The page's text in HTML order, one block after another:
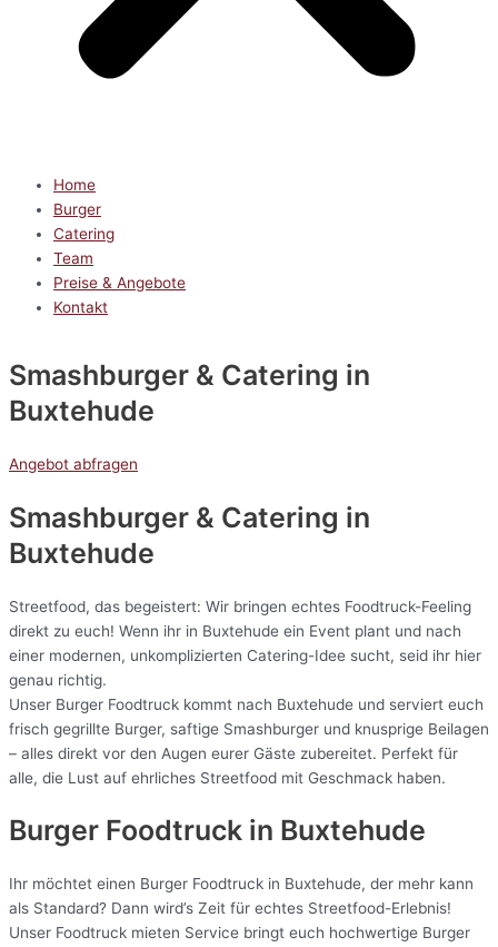
Home
Burger
Catering
Team
Preise & Angebote
Kontakt
Smashburger & Catering in
Buxtehude
Angebot abfragen
Smashburger & Catering in
Buxtehude
Streetfood, das begeistert: Wir bringen echtes Foodtruck-Feeling
direkt zu euch! Wenn ihr in Buxtehude ein Event plant und nach
einer modernen, unkomplizierten Catering-Idee sucht, seid ihr hier
genau richtig.
Unser Burger Foodtruck kommt nach Buxtehude und serviert euch
frisch gegrillte Burger, saftige Smashburger und knusprige Beilagen
– alles direkt vor den Augen eurer Gäste zubereitet. Perfekt für
alle, die Lust auf ehrliches Streetfood mit Geschmack haben.
Burger Foodtruck in Buxtehude
Ihr möchtet einen Burger Foodtruck in Buxtehude, der mehr kann
als Standard? Dann wird’s Zeit für echtes Streetfood-Erlebnis!
Unser Foodtruck mieten Service bringt euch hochwertige Burger